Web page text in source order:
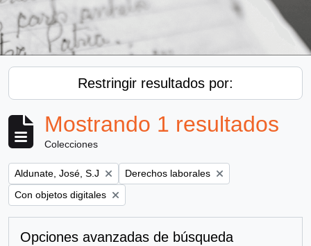
Restringir resultados por:
Mostrando 1 resultados
Colecciones
Remove filter:
Aldunate, José, S.J Remove filter:
Derechos laborales
Remove filter:
Con objetos digitales
Opciones avanzadas de búsqueda